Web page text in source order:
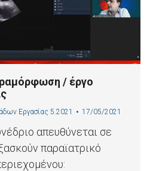
/ έργο
Εργασίας 5.2021 17/05/2021
απευθύνεται σε
παραϊατρικό